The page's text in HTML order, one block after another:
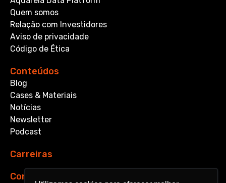
Quem somos
Relação com Investidores
Aviso de privacidade
Código de Ética
Conteúdos
Blog
Cases & Materiais
Notícias
Newsletter
Podcast
Carreiras
Contato